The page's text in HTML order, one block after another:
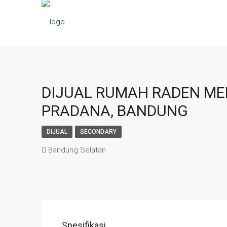
DIJUAL RUMAH RADEN
PRADANA, BANDUNG
DIJUAL SECONDARY
Bandung Selatan